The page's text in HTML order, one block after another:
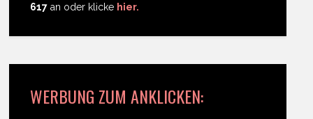
617 an oder klicke hier.
WERBUNG ZUM ANKLICKEN: